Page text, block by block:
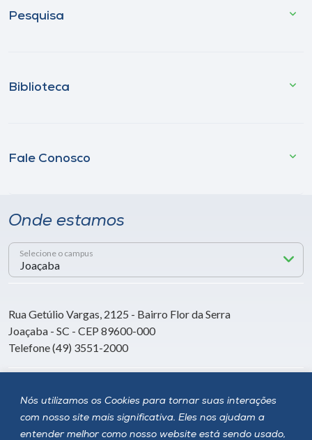
Nós utilizamos os Cookies para tornar suas interações
com nosso site mais significativa. Eles nos ajudam a
entender melhor como nosso website está sendo usado,
Pesquisa
Biblioteca
Fale Conosco
Onde estamos
Selecione o campus
Rua Getúlio Vargas, 2125 - Bairro Flor da Serra
Joaçaba - SC - CEP 89600-000
Telefone (49) 3551-2000
Siga a Unoesc